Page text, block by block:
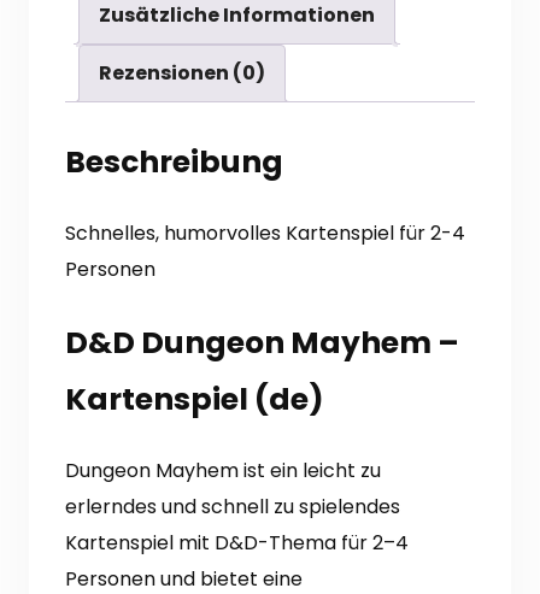
Zusätzliche Informationen
Rezensionen (0)
Beschreibung
Schnelles, humorvolles Kartenspiel für 2-4
Personen
D&D Dungeon Mayhem –
Kartenspiel (de)
Dungeon Mayhem ist ein leicht zu
erlerndes und schnell zu spielendes
Kartenspiel mit D&D-Thema für 2–4
Personen und bietet eine